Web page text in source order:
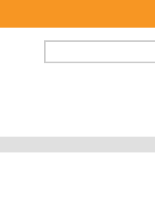
FORMULAIRE DE